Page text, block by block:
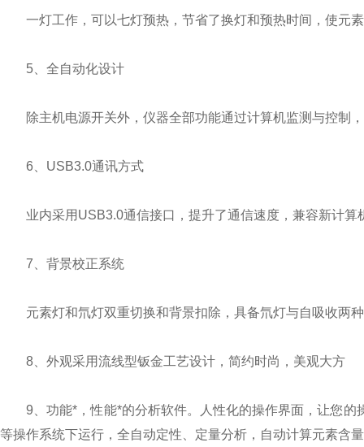
一灯工作，可以七灯预热，节省了换灯和预热时间，使元
5、全自动化设计
除主机电源开关外，仪器全部功能通过计算机监测与控制
6、USB3.0通讯方式
业内采用USB3.0通信接口，提升了通信速度，兼容新计算
7、背景校正系统
元素灯和氘灯双重切换和背景扣除，具备氘灯与自吸收两
8、外观采用流线型钣金工艺设计，简约时尚，美观大方
9、功能*，性能*的分析软件。人性化的操作界面，让您的
等操作系统下运行，全自动定性、定量分析，自动计算元素含